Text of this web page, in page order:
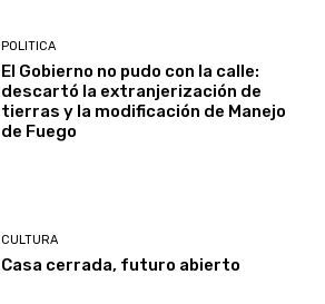
POLITICA
El Gobierno no pudo con la calle:
descartó la extranjerización de
tierras y la modificación de Manejo
de Fuego
CULTURA
Casa cerrada, futuro abierto